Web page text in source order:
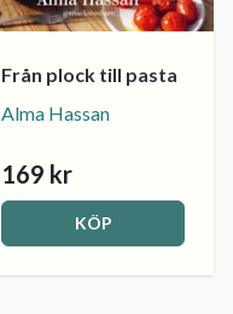
Från plock till pasta
Alma Hassan
169 kr
KÖP